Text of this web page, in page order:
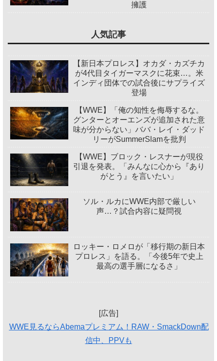
擁護
人気記事
【新日本プロレス】オカダ・カズチカ
が4代目タイガーマスクに花束…。米
インディ団体での試合後にサプライズ
登場
【WWE】「俺の知性を侮辱するな。
グンターとオーエンズが追加された意
味が分からない」ババ・レイ・ダッド
リーがSummerSlamを批判
【WWE】ブロック・レスナーが現役
引退を発表。「みんなに心から『あり
がとう』を言いたい」
ソル・ルカにWWE内部で厳しい
声…？試合内容に疑問視
ロッキー・ロメロが「移行期の新日本
プロレス」を語る。「今後5年で史上
最高の選手層になるさ」
[広告]
WWE見るならAbemaプレミアム！RAW・SmackDown配
信中、PPVも